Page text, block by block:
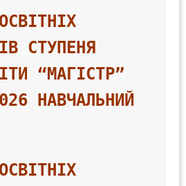
СТУПЕНЯ
“МАГІСТР”
НАВЧАЛЬНИЙ